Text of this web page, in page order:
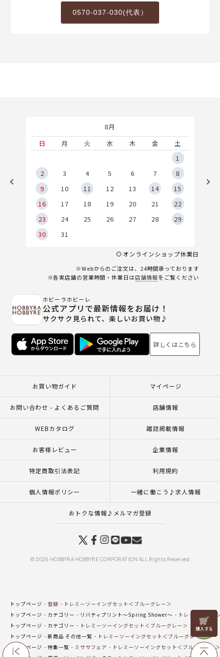
リリヤン
フェア
0570-037-030(代表）
8月
日
月 火 水 木 金
土
1
2
3 4 5 6 7
8
9
10 11 12 13 14
15
16
17 18 19 20 21
22
23
24 25 26 27 28
29
30
31
オンラインショップ休業日
※Webからのご注文は、24時間承っております
※各実店舗の営業時間・休業日は店舗情報をご覧ください
ホビーラホビーレ
公式アプリで最新情報をお届け！
サクサク見られて、楽しいお買い物♪
詳しくはこちら
お買い物ガイド マイページ
お問い合わせ - よくあるご質問 店舗情報
WEBカタログ 雑誌掲載情報
お客様レビュー 企業情報
特定商取引法表記 利用規約
個人情報ポリシー 一緒に働こう♪求人情報
おトクな情報♪メルマガ登録
© 2026 HOBBYRA HOBBYRE CORPORATION ALL Rights Reserved
トップページ 登録
トレミーソーイングセット＜ブルーグレー＞
トップページ
カテゴリー リバティプリント～Spring Shower～
トレミーソーイ
トップページ
カテゴリー
トレミーソーイングセット＜ブルーグレー＞
トップページ
新商品 その他一覧
トレミーソーイングセット＜ブルーグレー＞
トップページ
特集一覧 ミササフェア
トレミーソーイングセット＜ブルーグレー＞